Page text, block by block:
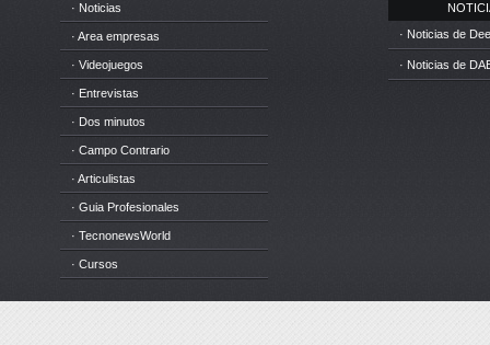
· Noticias
· Area empresas
· Videojuegos
· Entrevistas
· Dos minutos
· Campo Contrario
· Articulistas
· Guia Profesionales
· TecnonewsWorld
· Cursos
· Noticias de
· Noticias de